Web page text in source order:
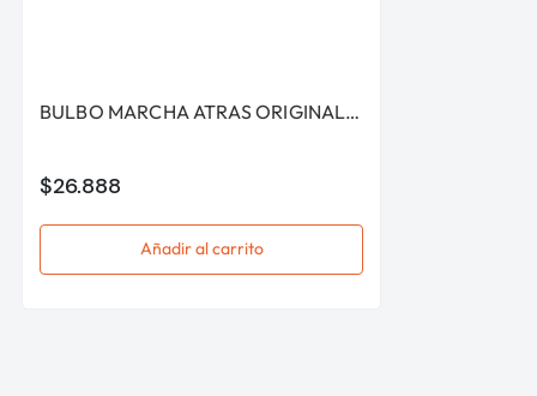
BULBO MARCHA ATRAS ORIGINAL HYUNDAI H100 1994 2004
$26.888
Añadir al carrito